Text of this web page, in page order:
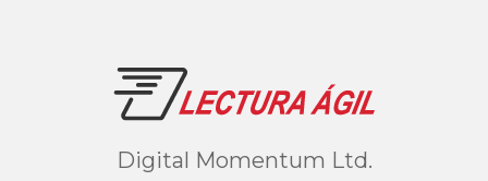
Digital Momentum Ltd.